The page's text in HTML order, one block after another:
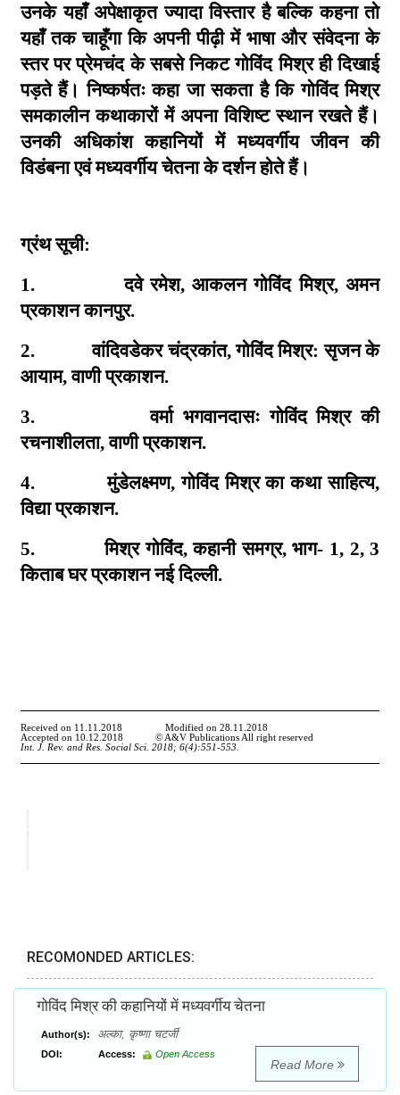
RECOMONDED ARTICLES:
गोविंद मिश्र की कहानियों में मध्यवर्गीय चेतना
Author(s): अल्का, कृष्णा चटर्जी
DOI: Access: Open Access
Read More